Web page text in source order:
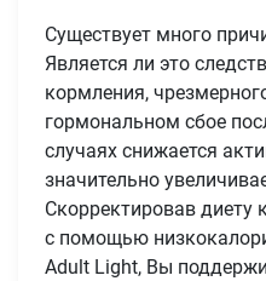
Существует много
Является ли это
кормления,
гормональном сбое
случаях снижается
значительно
Скорректировав
с помощью
Adult Light, Вы